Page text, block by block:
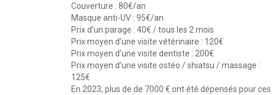
Couverture : 80€/an
Masque anti-UV : 95€/an
Prix d’un parage : 40€ / tous les 2 mois
Prix moyen d’une visite vétérinaire : 120€
Prix moyen d’une visite dentiste : 200€
Prix moyen d’une visite ostéo / shiatsu / massage :
125€
En 2023, plus de de 7000 € ont été dépensés pour ces